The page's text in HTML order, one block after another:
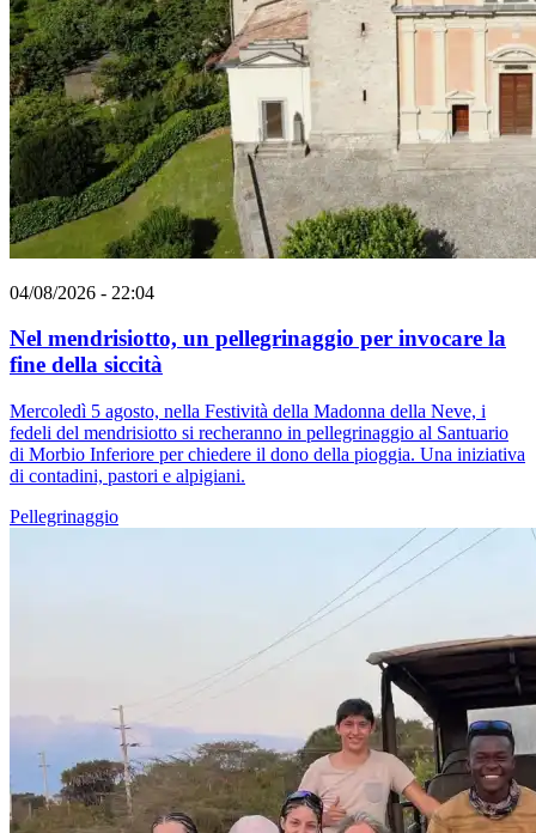
04/08/2026 - 22:04
Nel mendrisiotto, un pellegrinaggio per invocare la
fine della siccità
Mercoledì 5 agosto, nella Festività della Madonna della Neve, i
fedeli del mendrisiotto si recheranno in pellegrinaggio al Santuario
di Morbio Inferiore per chiedere il dono della pioggia. Una iniziativa
di contadini, pastori e alpigiani.
Pellegrinaggio